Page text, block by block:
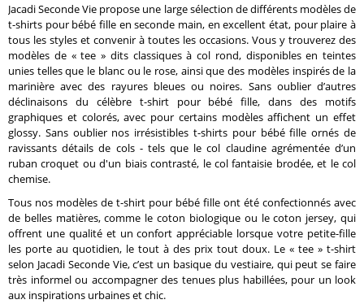
Jacadi Seconde Vie propose une large sélection de différents modèles de
t-shirts pour bébé fille en seconde main, en excellent état, pour plaire à
tous les styles et convenir à toutes les occasions. Vous y trouverez des
modèles de « tee » dits classiques à col rond, disponibles en teintes
unies telles que le blanc ou le rose, ainsi que des modèles inspirés de la
marinière avec des rayures bleues ou noires. Sans oublier d’autres
déclinaisons du célèbre t-shirt pour bébé fille, dans des motifs
graphiques et colorés, avec pour certains modèles affichent un effet
glossy. Sans oublier nos irrésistibles t-shirts pour bébé fille ornés de
ravissants détails de cols - tels que le col claudine agrémentée d’un
ruban croquet ou d'un biais contrasté, le col fantaisie brodée, et le col
chemise.
Tous nos modèles de t-shirt pour bébé fille ont été confectionnés avec
de belles matières, comme le coton biologique ou le coton jersey, qui
offrent une qualité et un confort appréciable lorsque votre petite-fille
les porte au quotidien, le tout à des prix tout doux. Le « tee » t-shirt
selon Jacadi Seconde Vie, c’est un basique du vestiaire, qui peut se faire
très informel ou accompagner des tenues plus habillées, pour un look
aux inspirations urbaines et chic.